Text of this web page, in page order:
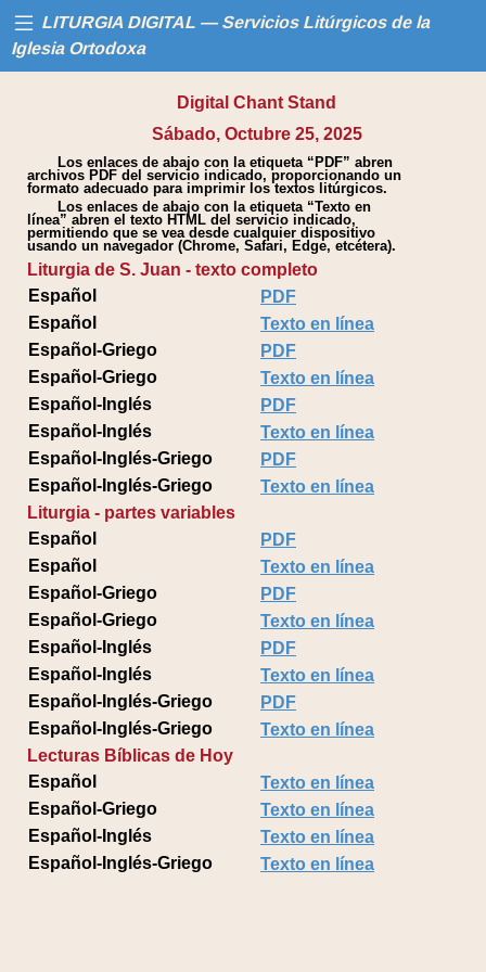
LITURGIA DIGITAL — Servicios Litúrgicos de la
Iglesia Ortodoxa
Libros
Calendario
Ayuda
Digital Chant Stand
Sábado, Octubre 25, 2025
Los enlaces de abajo con la etiqueta “PDF” abren
archivos PDF del servicio indicado, proporcionando un
formato adecuado para imprimir los textos litúrgicos.
Los enlaces de abajo con la etiqueta “Texto en
línea” abren el texto HTML del servicio indicado,
permitiendo que se vea desde cualquier dispositivo
usando un navegador (Chrome, Safari, Edge, etcétera).
Liturgia de S. Juan - texto completo
Español
PDF
Español
Texto en línea
Español-Griego
PDF
Español-Griego
Texto en línea
Español-Inglés
PDF
Español-Inglés
Texto en línea
Español-Inglés-Griego
PDF
Español-Inglés-Griego
Texto en línea
Liturgia - partes variables
Español
PDF
Español
Texto en línea
Español-Griego
PDF
Español-Griego
Texto en línea
Español-Inglés
PDF
Español-Inglés
Texto en línea
Español-Inglés-Griego
PDF
Español-Inglés-Griego
Texto en línea
Lecturas Bíblicas de Hoy
Español
Texto en línea
Español-Griego
Texto en línea
Español-Inglés
Texto en línea
Español-Inglés-Griego
Texto en línea